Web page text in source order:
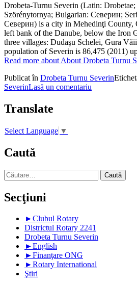
Drobeta-Turnu Severin (Latin:
Szörénytornya; Bulgarian: Северин;
Северин) is a city in Mehedinţi County,
left bank of the Danube, below the Iron
three villages: Dudaşu Schelei, Gura
population of Severin is 86,475 (2011)
Read more about About Drobeta Turnu
Publicat în Drobeta Turnu Severin
SeverinLasă un comentariu
Translate
Select Language ▼
Caută
Caută
după:
Secţiuni
►Clubul Rotary
Districtul Rotary 2241
Drobeta Turnu Severin
►English
►Finanţare ONG
►Rotary International
Ştiri